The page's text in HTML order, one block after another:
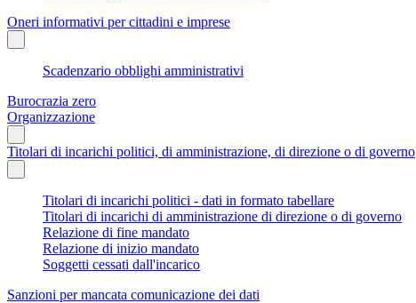
Oneri informativi per cittadini e imprese
Scadenzario obblighi amministrativi
Burocrazia zero
Organizzazione
Titolari di incarichi politici, di amministrazione, di direzione o di governo
Titolari di incarichi politici - dati in formato tabellare
Titolari di incarichi di amministrazione di direzione o di governo
Relazione di fine mandato
Relazione di inizio mandato
Soggetti cessati dall'incarico
Sanzioni per mancata comunicazione dei dati